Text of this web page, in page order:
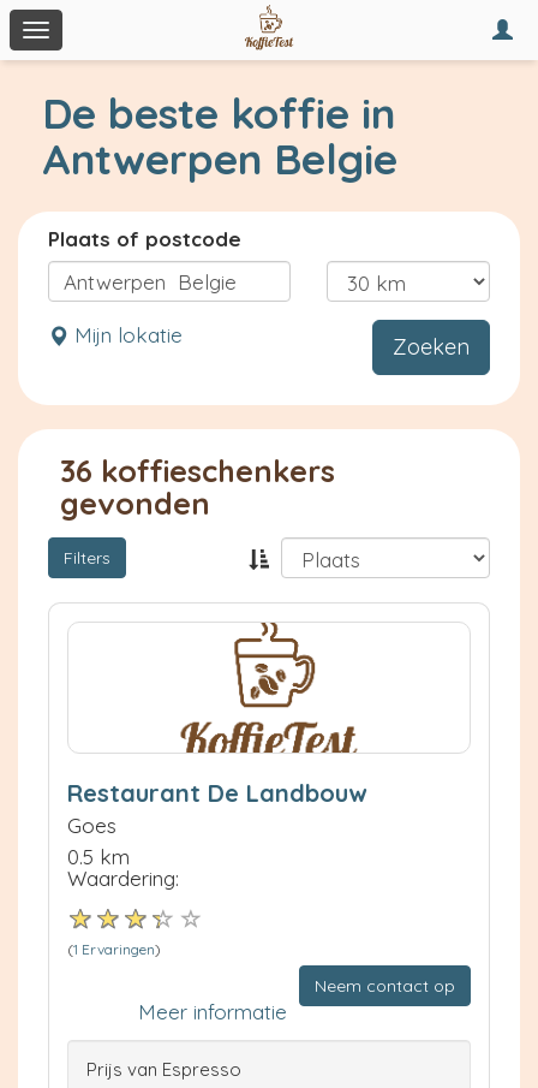
Toggle
navigation
De beste koffie in
Antwerpen Belgie
Plaats of postcode
Mijn lokatie Zoeken
36 koffieschenkers
gevonden
Filters
Restaurant De Landbouw
Goes
0.5 km
Waardering:
(1 Ervaringen)
Neem contact op
Meer informatie
Prijs van Espresso